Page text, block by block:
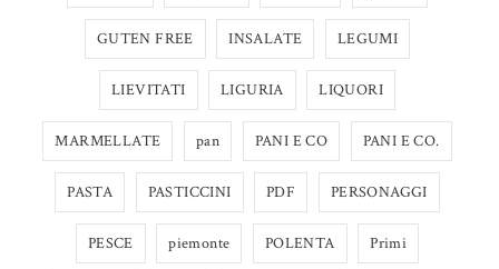
GUTEN FREE INSALATE LEGUMI
LIEVITATI LIGURIA LIQUORI
MARMELLATE pan PANI E CO PANI E CO.
PASTA PASTICCINI PDF PERSONAGGI
PESCE piemonte POLENTA Primi